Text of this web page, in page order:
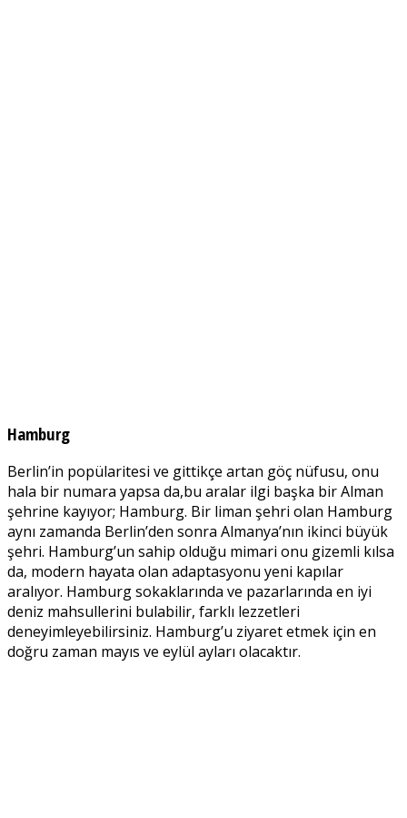
Hamburg
Berlin’in popülaritesi ve gittikçe artan göç nüfusu, onu
hala bir numara yapsa da,bu aralar ilgi başka bir Alman
şehrine kayıyor; Hamburg. Bir liman şehri olan Hamburg
aynı zamanda Berlin’den sonra Almanya’nın ikinci büyük
şehri. Hamburg’un sahip olduğu mimari onu gizemli kılsa
da, modern hayata olan adaptasyonu yeni kapılar
aralıyor. Hamburg sokaklarında ve pazarlarında en iyi
deniz mahsullerini bulabilir, farklı lezzetleri
deneyimleyebilirsiniz. Hamburg’u ziyaret etmek için en
doğru zaman mayıs ve eylül ayları olacaktır.